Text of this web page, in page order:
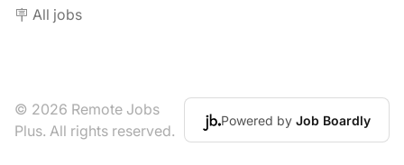
🪧 All jobs
© 2026 Remote Jobs
Plus. All rights reserved.
Powered by Job Boardly